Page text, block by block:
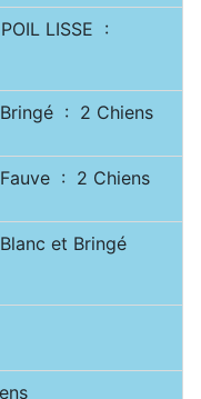
LISSE :
Bringé : 2 Chiens
Fauve : 2 Chiens
et Bringé